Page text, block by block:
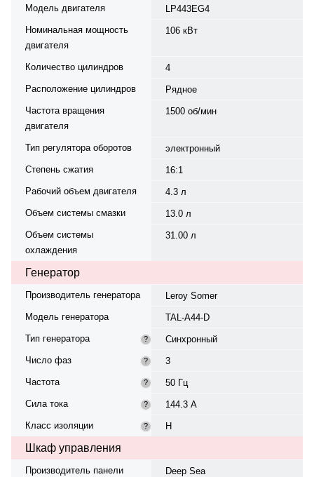
Модель двигателя
LP443EG4
Номинальная мощность
двигателя
106 кВт
Количество цилиндров
4
Расположение цилиндров
Рядное
Частота вращения
двигателя
1500 об/мин
Тип регулятора оборотов
электронный
Степень сжатия
16:1
Рабочий объем двигателя
4.3 л
Объем системы смазки
13.0 л
Объем системы
охлаждения
31.00 л
Генератор
Производитель генератора
Leroy Somer
Модель генератора
TAL-A44-D
Тип генератора
?
Синхронный
Число фаз
?
3
Частота
?
50 Гц
Сила тока
?
144.3 А
Класс изоляции
? H
Шкаф управления
Производитель панели
Deep Sea